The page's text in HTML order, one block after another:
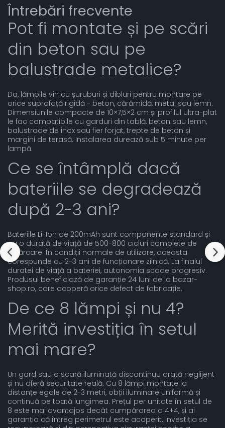
Întrebări frecvente
Pot fi montate și pe scări
din beton sau pe
balustrade metalice?
Da, lămpile vin cu șuruburi și dibluri pentru montare pe
orice suprafață rigidă - beton, cărămidă, metal sau lemn.
Dimensiunile compacte de 10×7,5×2 cm și profilul ultra-plat
le fac compatibile cu garduri din tablă, beton sau lemn,
balustrade de inox sau fier forjat, trepte de beton și
margini de terasă. Instalarea durează sub 5 minute per
lampă.
Ce se întâmplă dacă
bateriile se degradează
după 2-3 ani?
Bateriile Li-Ion de 200mAh sunt componente standard și
au o durată de viață de 500-800 cicluri complete de
încărcare. În condiții normale de utilizare, aceasta
corespunde cu 2-3 ani de funcționare zilnică. La finalul
duratei de viață a bateriei, autonomia scade progresiv.
Produsul beneficiază de garanție 24 luni de la bazar-
shop.ro, care acoperă orice defect de fabricație.
De ce 8 lămpi și nu 4?
Merită investiția în setul
mai mare?
Un gard sau o scară iluminată discontinuu arată neglijent
și nu oferă securitate reală. Cu 8 lămpi montate la
distanțe egale de 2-3 metri, obții iluminare uniformă și
continuă pe toată lungimea. Prețul per unitate în setul de
8 este mai avantajos decât cumpărarea a 4+4, și ai
garanția că întreg perimetrul este acoperit. Investiția se